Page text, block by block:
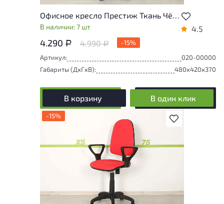
Офисное кресло Престиж Ткань Чёрный Россия
В наличии: 7 шт 4.5
4.290 Р 4.990Р
-15%
Артикул:
020-00000
Габариты (ДxГxВ):
480x420x370
В корзину В один клик
В избранное
-15%